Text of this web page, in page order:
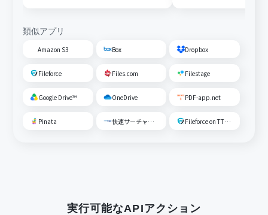
類似アプリ
Amazon S3 Box Dropbox
Fileforce Files.com Filestage
Google Drive™ OneDrive PDF-app.net
Pinata 快速サーチャーGX Fileforce on TTS Cloud
実行可能なAPIアクション